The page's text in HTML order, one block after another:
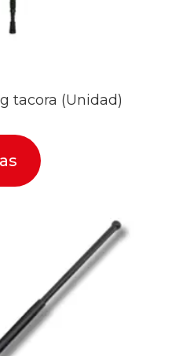
tacora (Unidad)